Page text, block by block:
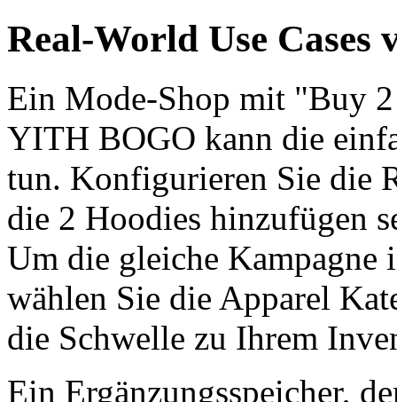
Real-World Use Cases
Ein Mode-Shop mit "Buy
YITH BOGO kann die
tun. Konfigurieren Sie die
die 2 Hoodies hinzufügen
Um die gleiche Kampagne
wählen Sie die Apparel
die Schwelle zu Ihrem
Ein Ergänzungsspeicher,